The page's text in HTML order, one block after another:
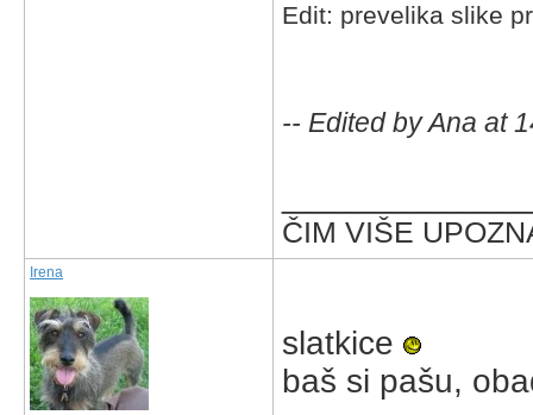
Edit: prevelika slike
-- Edited by Ana at
ČIM VIŠE
Irena
slatkice
baš si pašu,